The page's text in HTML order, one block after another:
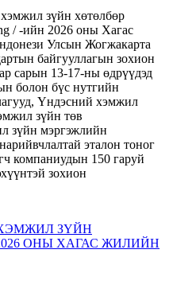
ЗҮЙН
ОНЫ ХАГАС ЖИЛИЙН